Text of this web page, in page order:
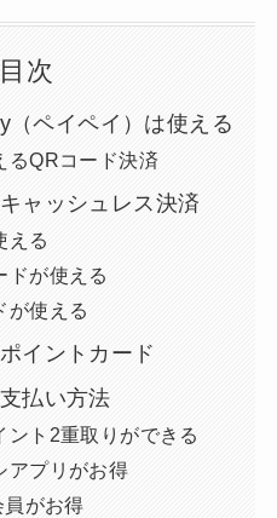
目次
（ペイペイ）は使える
るQRコード決済
ャッシュレス決済
える
ドが使える
が使える
イントカード
払い方法
ント2重取りができる
アプリがお得
がお得